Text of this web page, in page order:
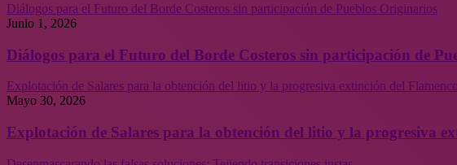
Diálogos para el Futuro del Borde Costeros sin participación de Pueblos Originarios
Junio 1, 2026
Diálogos para el Futuro del Borde Costeros sin participación de
Explotación de Salares para la obtención del litio y la progresiva extinción del
Mayo 30, 2026
Explotación de Salares para la obtención del litio y la progresiva